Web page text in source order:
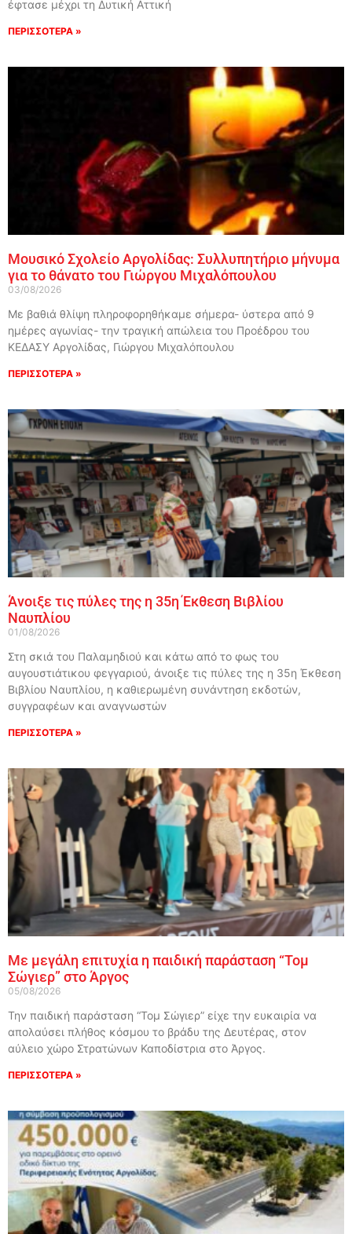
έφτασε μέχρι τη Δυτική Αττική
ΠΕΡΙΣΣΟΤΕΡΑ »
Μουσικό Σχολείο Αργολίδας: Συλλυπητήριο μήνυμα
για το θάνατο του Γιώργου Μιχαλόπουλου
03/08/2026
Με βαθιά θλίψη πληροφορηθήκαμε σήμερα- ύστερα από 9
ημέρες αγωνίας- την τραγική απώλεια του Προέδρου του
ΚΕΔΑΣΥ Αργολίδας, Γιώργου Μιχαλόπουλου
ΠΕΡΙΣΣΟΤΕΡΑ »
Άνοιξε τις πύλες της η 35η Έκθεση Βιβλίου
Ναυπλίου
01/08/2026
Στη σκιά του Παλαμηδιού και κάτω από το φως του
αυγουστιάτικου φεγγαριού, άνοιξε τις πύλες της η 35η Έκθεση
Βιβλίου Ναυπλίου, η καθιερωμένη συνάντηση εκδοτών,
συγγραφέων και αναγνωστών
ΠΕΡΙΣΣΟΤΕΡΑ »
Με μεγάλη επιτυχία η παιδική παράσταση “Τομ
Σώγιερ” στο Άργος
05/08/2026
Την παιδική παράσταση “Τομ Σώγιερ” είχε την ευκαιρία να
απολαύσει πλήθος κόσμου το βράδυ της Δευτέρας, στον
αύλειο χώρο Στρατώνων Καποδίστρια στο Άργος.
ΠΕΡΙΣΣΟΤΕΡΑ »